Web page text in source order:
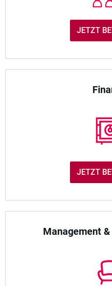
JETZT
JETZT
Management